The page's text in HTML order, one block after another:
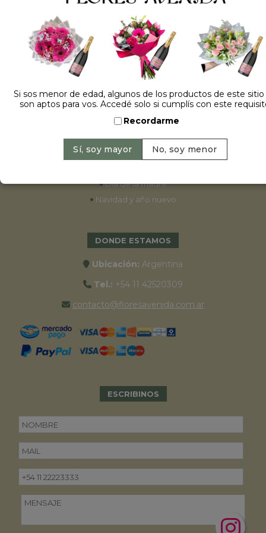
ESPECIALES
Cumpleaños
15 años
• Bodas
•Aniversarios
Graduaciones
•Nacimientos
•San Valentín
•Día de la madre
• Navidad y año nuevo
DONDE ESTAMOS
Ubicación: Argentina
Tel.: +54 11 42520309
contacto@floresavenida.com.ar
ESCRIBINOS
Si sos menor de edad, algunos de los productos de este
son aptos para vos. Accedé solo si cumplís con este
Recordarme